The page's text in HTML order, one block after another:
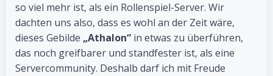
so viel mehr ist, als ein Rollenspiel-Server. Wir
dachten uns also, dass es wohl an der Zeit wäre,
dieses Gebilde „Athalon“ in etwas zu überführen,
das noch greifbarer und standfester ist, als eine
Servercommunity. Deshalb darf ich mit Freude